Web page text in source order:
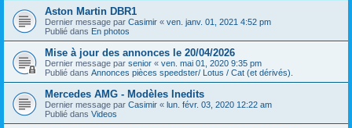
Aston Martin DBR1
Dernier message par Casimir « ven. janv. 01, 2021 4:52 pm
Publié dans En photos
Mise à jour des annonces le 20/04/2026
Dernier message par senior « ven. mai 01, 2020 9:35 pm
Publié dans Annonces pièces speedster/ Lotus / Cat (et dérivés).
Mercedes AMG - Modèles Inedits
Dernier message par Casimir « lun. févr. 03, 2020 12:22 am
Publié dans Videos